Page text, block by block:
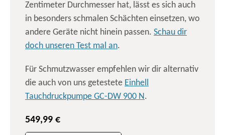
Zentimeter Durchmesser hat, lässt es sich auch
in besonders schmalen Schächten einsetzen, wo
andere Geräte nicht hinein passen. Schau dir
doch unseren Test mal an.
Für Schmutzwasser empfehlen wir dir alternativ
die auch von uns getestete Einhell
Tauchdruckpumpe GC-DW 900 N.
549,99 €